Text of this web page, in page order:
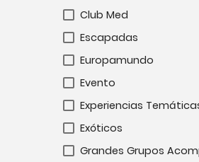
Club Med
Escapadas
Europamundo
Evento
Experiencias
Exóticos
Grandes Grupos